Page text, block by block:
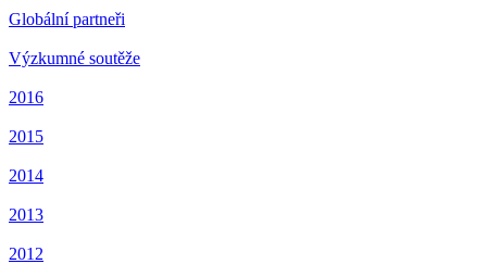
Globální partneři
Výzkumné soutěže
2016
2015
2014
2013
2012